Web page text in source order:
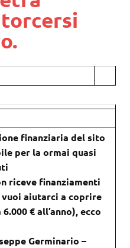
finanziaria del sito
per la ormai quasi
riceve finanziamenti
aiutarci a coprire
€ all’anno), ecco
Germinario –